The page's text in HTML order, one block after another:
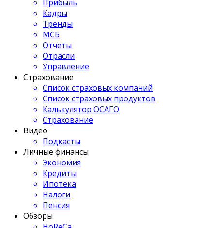
Прибыль
Кадры
Тренды
МСБ
Отчеты
Отрасли
Управление
Страхование
Список страховых компаний
Список страховых продуктов
Калькулятор ОСАГО
Страхование
Видео
Подкасты
Личные финансы
Экономия
Кредиты
Ипотека
Налоги
Пенсия
Обзоры